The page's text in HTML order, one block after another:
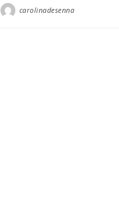
carolinadesenna